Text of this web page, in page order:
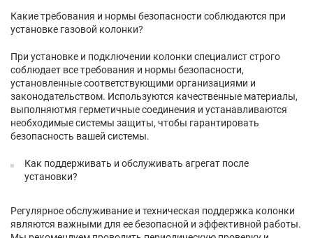
Какие требования и нормы безопасности соблюдаются при
установке газовой колонки?
При установке и подключении колонки специалист строго
соблюдает все требования и нормы безопасности,
установленные соответствующими организациями и
законодательством. Используются качественные материалы,
выполняютмя герметичные соединения и устанавливаются
необходимые системы защиты, чтобы гарантировать
безопасность вашей системы.
Как поддерживать и обслуживать агрегат после
установки?
Регулярное обслуживание и техническая поддержка колонки
являются важными для ее безопасной и эффективной работы.